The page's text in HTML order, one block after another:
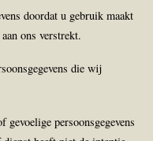
doordat u gebruik maakt
ons verstrekt.
die wij
gevoelige persoonsgegevens